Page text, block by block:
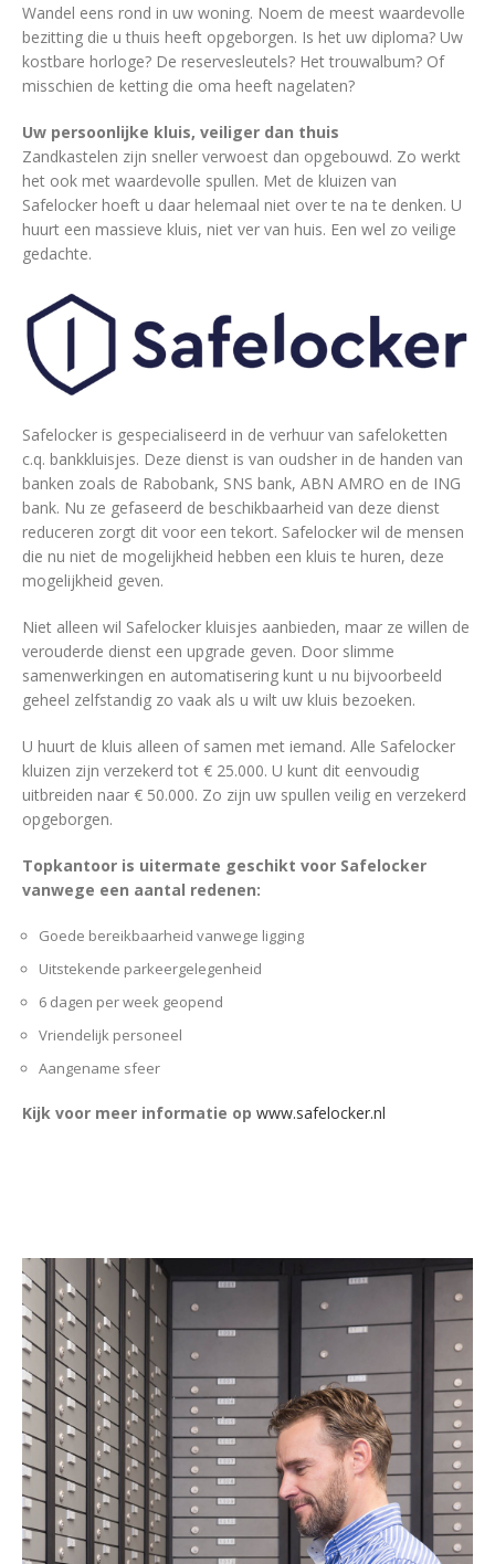
Wandel eens rond in uw woning. Noem de meest waardevolle
bezitting die u thuis heeft opgeborgen. Is het uw diploma? Uw
kostbare horloge? De reservesleutels? Het trouwalbum? Of
misschien de ketting die oma heeft nagelaten?
Uw persoonlijke kluis, veiliger dan thuis
Zandkastelen zijn sneller verwoest dan opgebouwd. Zo werkt
het ook met waardevolle spullen. Met de kluizen van
Safelocker hoeft u daar helemaal niet over te na te denken. U
huurt een massieve kluis, niet ver van huis. Een wel zo veilige
gedachte.
Safelocker is gespecialiseerd in de verhuur van safeloketten
c.q. bankkluisjes. Deze dienst is van oudsher in de handen van
banken zoals de Rabobank, SNS bank, ABN AMRO en de ING
bank. Nu ze gefaseerd de beschikbaarheid van deze dienst
reduceren zorgt dit voor een tekort. Safelocker wil de mensen
die nu niet de mogelijkheid hebben een kluis te huren, deze
mogelijkheid geven.
Niet alleen wil Safelocker kluisjes aanbieden, maar ze willen de
verouderde dienst een upgrade geven. Door slimme
samenwerkingen en automatisering kunt u nu bijvoorbeeld
geheel zelfstandig zo vaak als u wilt uw kluis bezoeken.
U huurt de kluis alleen of samen met iemand. Alle Safelocker
kluizen zijn verzekerd tot € 25.000. U kunt dit eenvoudig
uitbreiden naar € 50.000. Zo zijn uw spullen veilig en verzekerd
opgeborgen.
Topkantoor is uitermate geschikt voor Safelocker
vanwege een aantal redenen:
Goede bereikbaarheid vanwege ligging
Uitstekende parkeergelegenheid
6 dagen per week geopend
Vriendelijk personeel
Aangename sfeer
Kijk voor meer informatie op www.safelocker.nl